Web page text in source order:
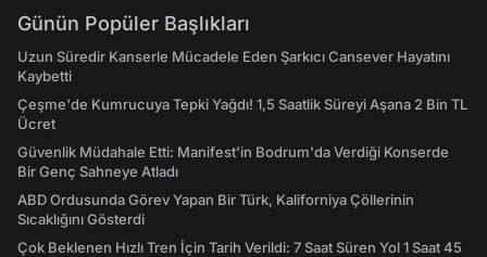
Günün Popüler Başlıkları
Uzun Süredir Kanserle Mücadele Eden Şarkıcı Cansever Hayatını
Kaybetti
Çeşme'de Kumrucuya Tepki Yağdı! 1,5 Saatlik Süreyi Aşana 2 Bin TL
Ücret
Güvenlik Müdahale Etti: Manifest'in Bodrum'da Verdiği Konserde
Bir Genç Sahneye Atladı
ABD Ordusunda Görev Yapan Bir Türk, Kaliforniya Çöllerinin
Sıcaklığını Gösterdi
Çok Beklenen Hızlı Tren İçin Tarih Verildi: 7 Saat Süren Yol 1 Saat 45